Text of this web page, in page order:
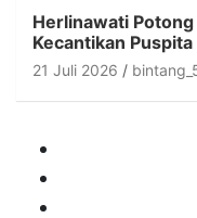
Herlinawati
Kecantikan Puspita
21 Juli 2026